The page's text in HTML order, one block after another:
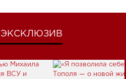
ЭКСКЛЮЗИВ